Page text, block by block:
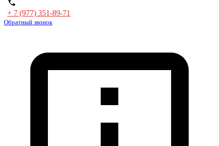
+ 7 (977) 351-89-71
Обратный звонок